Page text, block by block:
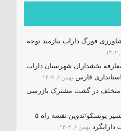
فورگ داراب نیازمند توجه
بخشداران شهرستان داراب
فارس بهمن ۶, ۱۴۰۲
در گشت مشترک بازرسی
🔴دارابگرد فارس در مسیر یونسکو/تدوین نقشه راه ۵
بهمن ۶, ۱۴۰۲